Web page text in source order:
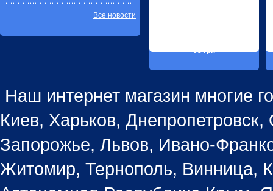
93 грн
Все новости
Наш интернет магазин многие
Киев, Харьков,
Запорожье, Львов, Ивано-
Житомир, Тернополь, Винница,